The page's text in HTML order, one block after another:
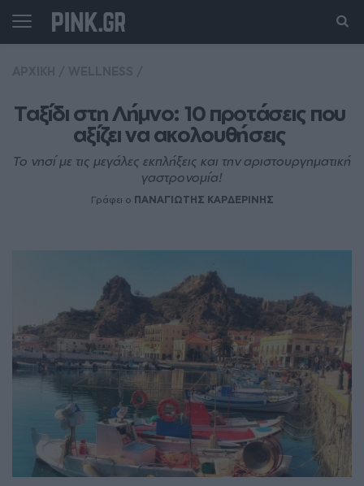
Ταξίδι στη Λήμνο: 10 προτάσεις που
αξίζει να ακολουθήσεις
To νησί με τις μεγάλες εκπλήξεις και την αριστουργηματική
γαστρονομία!
Γράφει ο ΠΑΝΑΓΙΩΤΗΣ ΚΑΡΔΕΡΙΝΗΣ